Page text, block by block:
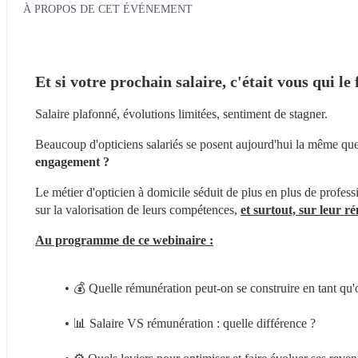
À PROPOS DE CET ÉVÉNEMENT
Et si votre prochain salaire, c'était vous qui le
Salaire plafonné, évolutions limitées, sentiment de stagner.
Beaucoup d'opticiens salariés se posent aujourd'hui la même
engagement ?
Le métier d'opticien à domicile séduit de plus en plus de
sur la valorisation de leurs compétences, et surtout, sur leur
Au programme de ce webinaire :
💰 Quelle rémunération peut-on se construire en tant
📊 Salaire VS rémunération : quelle différence ?